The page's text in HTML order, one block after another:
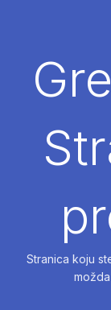
NAJAM
Stranica koju